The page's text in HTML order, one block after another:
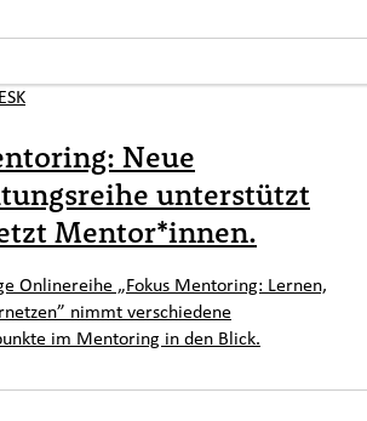
ESK
Neue
unterstützt
Mentor*innen.
Onlinereihe „Fokus Mentoring: Lernen,
nimmt verschiedene
im Mentoring in den Blick.